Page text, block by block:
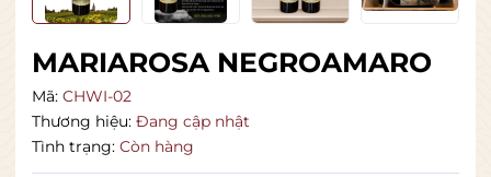
MARIAROSA NEGROAMARO
Mã: CHWI-02
Thương hiệu: Đang cập nhật
Tình trạng: Còn hàng